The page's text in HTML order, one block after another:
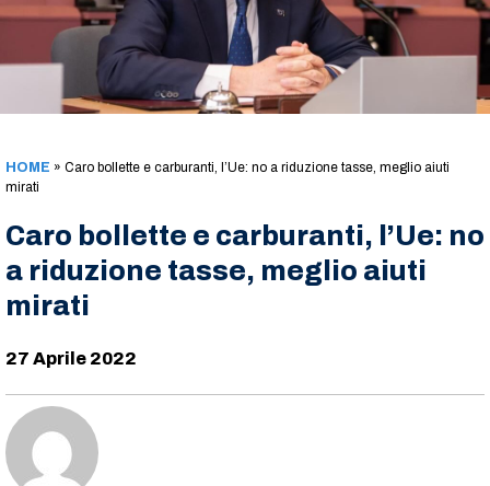
HOME » Caro bollette e carburanti, l’Ue: no a riduzione tasse, meglio aiuti
mirati
Caro bollette e carburanti, l’Ue: no
a riduzione tasse, meglio aiuti
mirati
27 Aprile 2022